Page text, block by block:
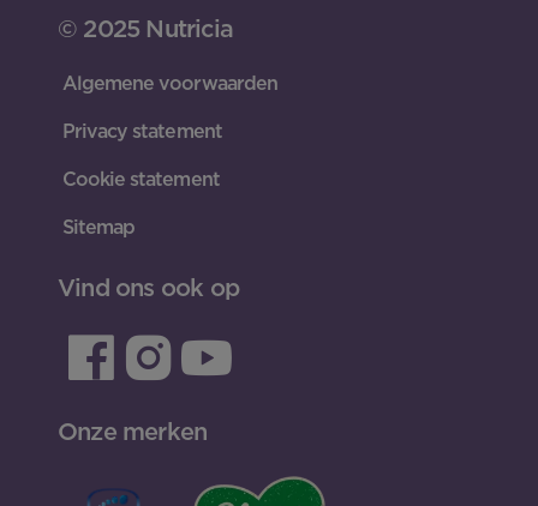
© 2025 Nutricia
Algemene voorwaarden
Privacy statement
Cookie statement
Sitemap
Vind ons ook op
Onze merken